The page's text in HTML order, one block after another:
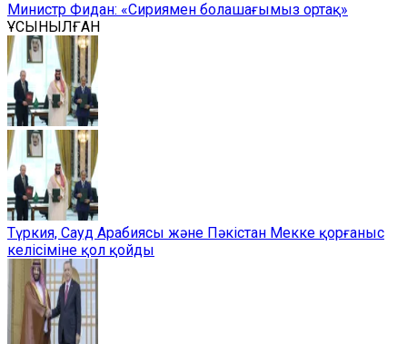
Министр Фидан: «Сириямен болашағымыз ортақ»
ҰСЫНЫЛҒАН
Түркия, Сауд Арабиясы және Пәкістан Мекке қорғаныс
келісіміне қол қойды